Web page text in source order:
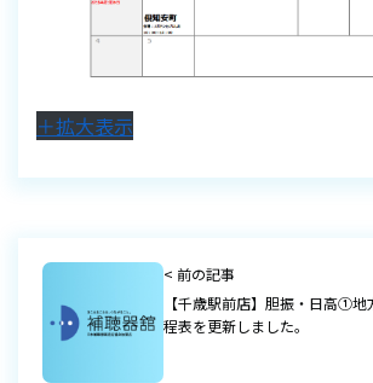
＋拡大表示
< 前の記事
【千歳駅前店】胆振・日高①
程表を更新しました。